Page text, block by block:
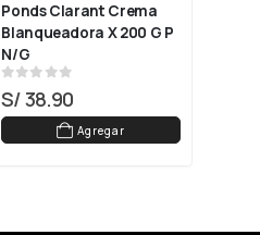
Ponds Clarant Crema
Blanqueadora X 200 G P
N/g
S/38.90
Agregar